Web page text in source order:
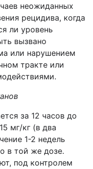
неожиданных
рецидива, когда
ли уровень
вызвано
или нарушением
тракте или
за 12 часов до
мг/кг (в два
1-2 недель
в той же дозе.
под контролем